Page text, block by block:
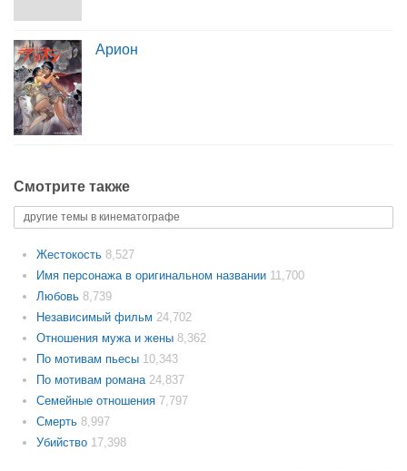
Арион
Смотрите также
другие темы в кинематографе
Жестокость 8,527
Имя персонажа в оригинальном названии 11,700
Любовь 8,739
Независимый фильм 24,702
Отношения мужа и жены 8,362
По мотивам пьесы 10,343
По мотивам романа 24,837
Семейные отношения 7,797
Смерть 8,997
Убийство 17,398